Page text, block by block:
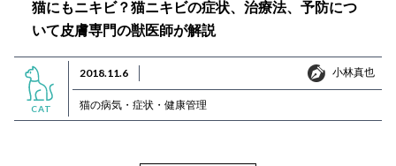
猫にもニキビ？猫ニキビの症状、治療法、予防につ
いて皮膚専門の獣医師が解説
CAT
2018.11.6 小林真也
小林真也
猫の病気・症状・健康管理